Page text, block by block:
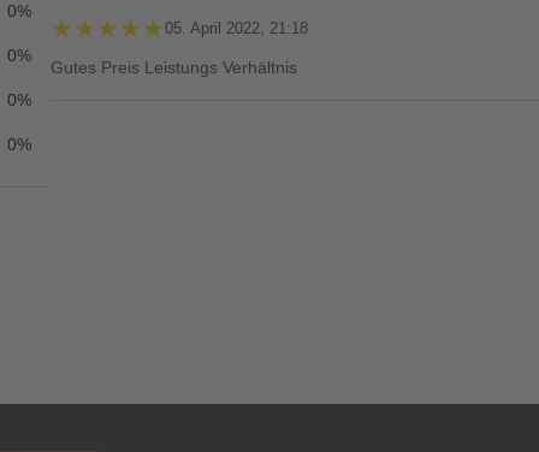
0%
0%
0%
0%
★★★★★
★★★★★05. April 2022, 21:18
Gutes Preis Leistungs Verhältnis